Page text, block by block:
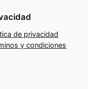
de privacidad
y condiciones